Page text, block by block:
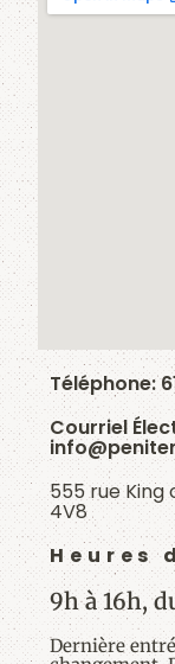
Téléphone:
Courriel
555 rue King
4V8
Heures
9h à 16h,
Dernière